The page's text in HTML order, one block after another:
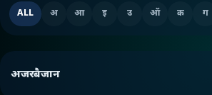
ALL अ आ इ उ ऑ क ग
अजरबैजान